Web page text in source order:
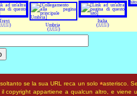
Umbria
(🇺🇸)
Italia
(🇺🇸)
se la sua URL reca un solo *asterisco.
appartiene a qualcun altro, e viene